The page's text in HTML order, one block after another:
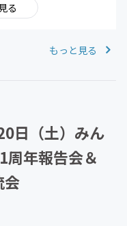
る
もっと見る
日（土）みん
周年報告会＆
会